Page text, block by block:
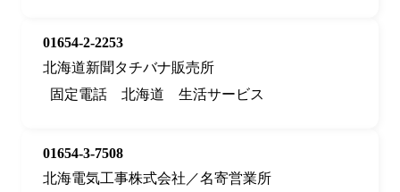
01654-2-2253
北海道新聞タチバナ販売所
固定電話
北海道 生活サービス
01654-3-7508
北海電気工事株式会社／名寄営業所